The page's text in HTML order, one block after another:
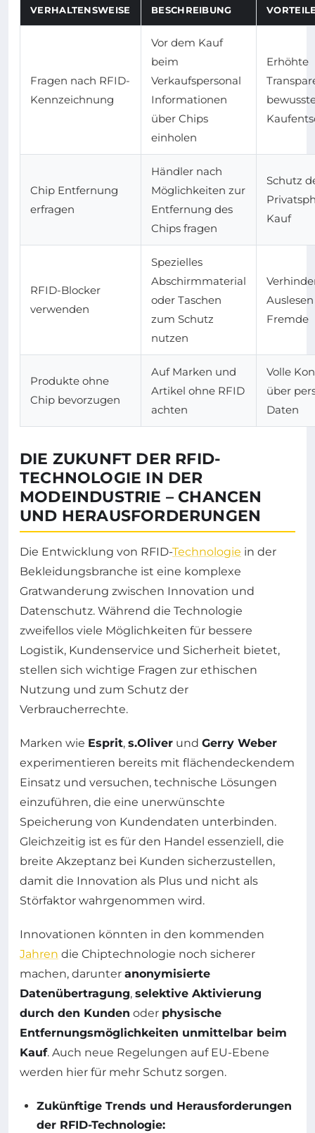
VERHALTENSWEISE BESCHREIBUNG
Fragen nach RFID-
Kennzeichnung
Vor dem Kauf
beim
Verkaufspersonal
Informationen
über Chips
einholen
Erhöhte
Chip Entfernung
erfragen
Händler nach
Möglichkeiten zur
Entfernung des
Chips fragen
Schutz
Kauf
RFID-Blocker
verwenden
Spezielles
Abschirmmaterial
oder Taschen
zum Schutz
nutzen
Fremde
Produkte ohne
Chip bevorzugen
Auf Marken und
Artikel ohne RFID
achten
Volle
über
Daten
DIE ZUKUNFT DER RFID-
TECHNOLOGIE IN DER
MODEINDUSTRIE – CHANCEN
UND HERAUSFORDERUNGEN
Die Entwicklung von RFID-Technologie in der
Bekleidungsbranche ist eine komplexe
Gratwanderung zwischen Innovation und
Datenschutz. Während die Technologie
zweifellos viele Möglichkeiten für bessere
Logistik, Kundenservice und Sicherheit bietet,
stellen sich wichtige Fragen zur ethischen
Nutzung und zum Schutz der
Verbraucherrechte.
Marken wie Esprit, s.Oliver und Gerry Weber
experimentieren bereits mit flächendeckendem
Einsatz und versuchen, technische Lösungen
einzuführen, die eine unerwünschte
Speicherung von Kundendaten unterbinden.
Gleichzeitig ist es für den Handel essenziell, die
breite Akzeptanz bei Kunden sicherzustellen,
damit die Innovation als Plus und nicht als
Störfaktor wahrgenommen wird.
Innovationen könnten in den kommenden
Jahren die Chiptechnologie noch sicherer
machen, darunter anonymisierte
Datenübertragung, selektive Aktivierung
durch den Kunden oder physische
Entfernungsmöglichkeiten unmittelbar beim
Kauf. Auch neue Regelungen auf EU-Ebene
werden hier für mehr Schutz sorgen.
Zukünftige Trends und Herausforderungen
der RFID-Technologie: